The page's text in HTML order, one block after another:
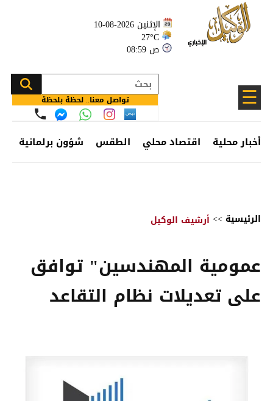
الإثنين 2026-08-10
27°C
08:59 ص
☰ تواصل معنا.. لحظة بلحظة
أخبار محلية اقتصاد محلي الطقس شؤون برلمانية
الرئيسية >> أرشيف الوكيل
عمومية المهندسين" توافق
على تعديلات نظام التقاعد